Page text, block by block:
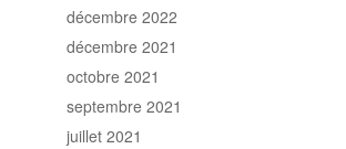
décembre 2022
décembre 2021
octobre 2021
septembre 2021
juillet 2021